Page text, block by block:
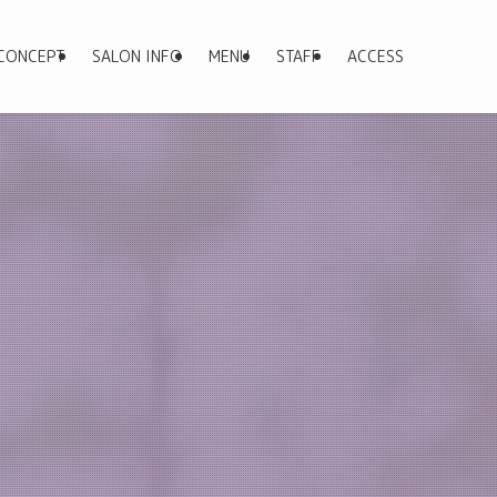
SALON INFO MENU STAFF ACCESS